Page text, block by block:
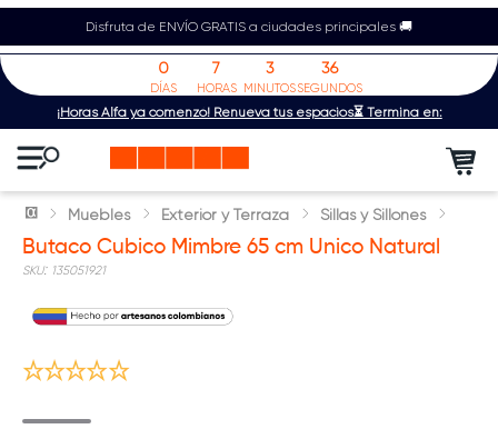
Disfruta de ENVÍO GRATIS a ciudades principales 🚚
¡Horas Alfa ya comenzó! Renueva tus espacios⏳ Termina en:
0
DÍAS
7
HORAS
3
MINUTOS
36
SEGUNDOS
Muebles Exterior y Terraza Sillas y Sillones
Butaco Cubico Mimbre 65 cm Unico Natural
: 135051921